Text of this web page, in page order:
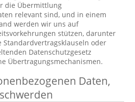
die Übermittlung
relevant sind, und in einem
werden wir uns auf
stützen, darunter
Standardvertragsklauseln oder
Datenschutzgesetz
Übertragungsmechanismen.
Daten,